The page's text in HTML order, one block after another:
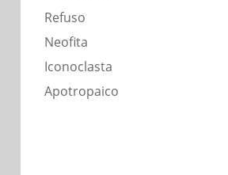
Refuso
Neofita
Iconoclasta
Apotropaico